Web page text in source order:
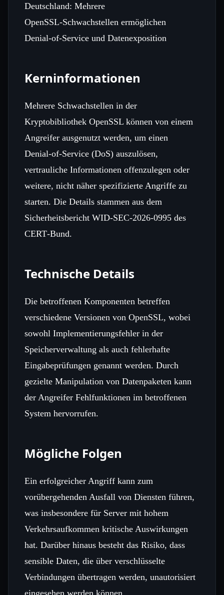
Deutschland: Mehrere
OpenSSL‑Schwachstellen ermöglichen
Denial‑of‑Service und Datenexposition
Kerninformationen
Mehrere Schwachstellen in der
Kryptobibliothek OpenSSL können von einem
Angreifer ausgenutzt werden, um einen
Denial‑of‑Service (DoS) auszulösen,
vertrauliche Informationen offenzulegen oder
weitere, nicht näher spezifizierte Angriffe zu
starten. Die Details stammen aus dem
Sicherheitsbericht WID‑SEC‑2026‑0995 des
CERT‑Bund.
Technische Details
Die betroffenen Komponenten betreffen
verschiedene Versionen von OpenSSL, wobei
sowohl Implementierungsfehler in der
Speicherverwaltung als auch fehlerhafte
Eingabeprüfungen genannt werden. Durch
gezielte Manipulation von Datenpaketen kann
der Angreifer Fehlfunktionen im betroffenen
System hervorrufen.
Mögliche Folgen
Ein erfolgreicher Angriff kann zum
vorübergehenden Ausfall von Diensten führen,
was insbesondere für Server mit hohem
Verkehrsaufkommen kritische Auswirkungen
hat. Darüber hinaus besteht das Risiko, dass
sensible Daten, die über verschlüsselte
Verbindungen übertragen werden, unautorisiert
eingesehen werden können.